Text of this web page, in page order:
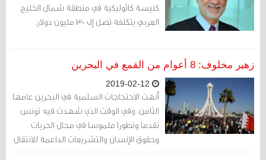
كنيسة كاثوليكية في منطقة شمال الخليج
العربي بتكلفة تصل إلى 30 مليون دولار.
زهير مخلوف: 8 أعوام من القمع في البحرين
أنهت الاحتجاجات السلمية في البحرين عامها
الثامن، وفي الوقت الذي شهدت فيه تونس
تقدما وتطورا ملموسا في مجال الحريات
وحقوق الإنسان والتشريعات الداعمة للانتقال
الديمقراطي الآمن فقد شهدت عدة دول